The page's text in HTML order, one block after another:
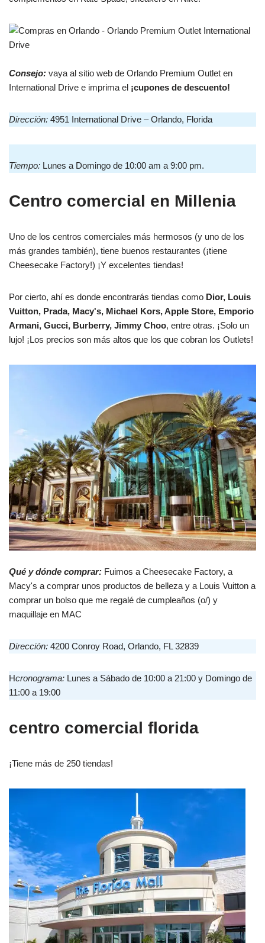
Consejo: vaya al sitio web de Orlando Premium Outlet en
International Drive e imprima el ¡cupones de descuento!
Dirección: 4951 International Drive – Orlando, Florida
Tiempo: Lunes a Domingo de 10:00 am a 9:00 pm.
Centro comercial en Millenia
Uno de los centros comerciales más hermosos (y uno de los
más grandes también), tiene buenos restaurantes (¡tiene
Cheesecake Factory!) ¡Y excelentes tiendas!
Por cierto, ahí es donde encontrarás tiendas como Dior, Louis
Vuitton, Prada, Macy's, Michael Kors, Apple Store, Emporio
Armani, Gucci, Burberry, Jimmy Choo, entre otras. ¡Solo un
lujo! ¡Los precios son más altos que los que cobran los Outlets!
Qué y dónde comprar: Fuimos a Cheesecake Factory, a
Macy's a comprar unos productos de belleza y a Louis Vuitton a
comprar un bolso que me regalé de cumpleaños (o/) y
maquillaje en MAC
Dirección: 4200 Conroy Road, Orlando, FL 32839
Hcronograma: Lunes a Sábado de 10:00 a 21:00 y Domingo de
11:00 a 19:00
centro comercial florida
¡Tiene más de 250 tiendas!